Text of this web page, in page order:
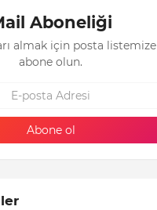
Aboneliği
almak için posta listemize
abone olun.